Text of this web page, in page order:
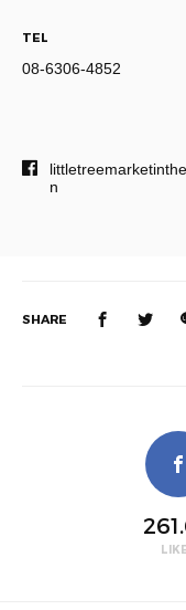
TEL
08-6306-4852
n
SHARE